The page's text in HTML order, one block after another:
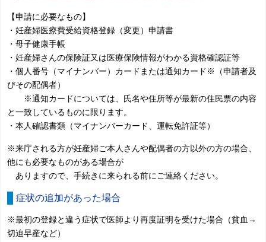
【申請に必要なもの】
・妊産婦医療費受給資格登録（変更）申請書
・母子健康手帳
・妊産婦さんの保険証又は医療保険情報がわかる資格確認証等
・個人番号（マイナンバー）カードまたは通知カード※（申請者及
びその配偶者）
※通知カードについては、氏名や住所等が最新の住民票の内容
と一致しているものに限ります。
・本人確認書類（マイナンバーカード、運転免許証等）
※来庁される方が妊産婦ご本人さんや配偶者の方以外の方の場合、
他にも必要なものがある場合が
ありますので、手続きに来られる前にご連絡ください。
症状の追加があった場合
※最初の登録と違う症状で医師より再度証明を受けた場合（貧血→
切迫早産など）